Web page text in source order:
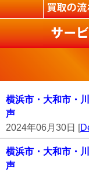
横浜市・大和市・
声
2024年06月30日 [
横浜市・大和市・
声